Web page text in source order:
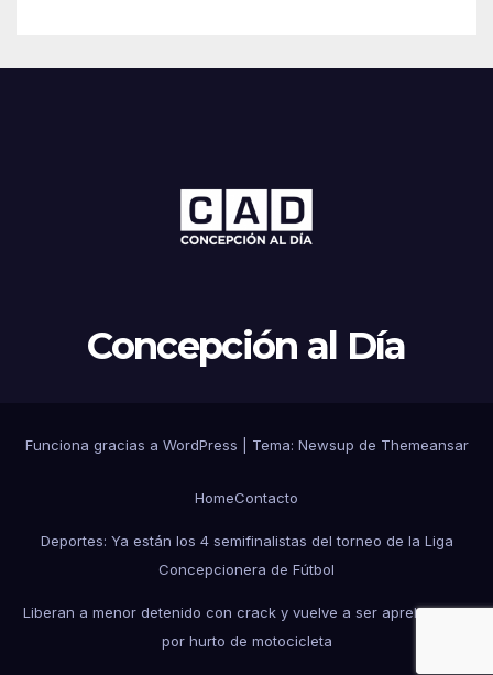
Concepción al Día
Funciona gracias a WordPress Tema: Newsup de Themeansar
HomeContacto
Deportes: Ya están los 4 semifinalistas del torneo de la Liga
Concepcionera de Fútbol
Liberan a menor detenido con crack y vuelve a ser aprehendido
por hurto de motocicleta